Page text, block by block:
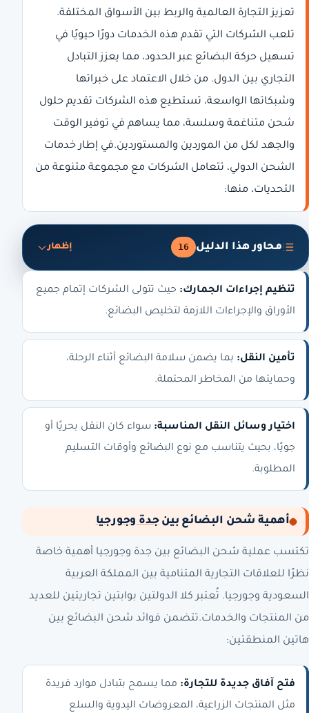
تعزيز التجارة العالمية والربط بين الأسواق المختلفة.
تلعب الشركات التي تقدم هذه الخدمات دورًا حيويًا في
تسهيل حركة البضائع عبر الحدود، مما يعزز التبادل
التجاري بين الدول. من خلال الاعتماد على خبراتها
وشبكاتها الواسعة، تستطيع هذه الشركات تقديم حلول
شحن متناغمة وسلسة، مما يساهم في توفير الوقت
والجهد لكل من الموردين والمستوردين.في إطار خدمات
الشحن الدولي، تتعامل الشركات مع مجموعة متنوعة من
التحديات، منها:
محاور هذا الدليل 16 إظهار
تنظيم إجراءات الجمارك: حيث تتولى الشركات إتمام جميع
الأوراق والإجراءات اللازمة لتخليص البضائع.
تأمين النقل: بما يضمن سلامة البضائع أثناء الرحلة،
وحمايتها من المخاطر المحتملة.
اختيار وسائل النقل المناسبة: سواء كان النقل بحريًا أو
جويًا، بحيث يتناسب مع نوع البضائع وأوقات التسليم
المطلوبة.
أهمية شحن البضائع بينجدة وجورجيا
تكتسب عملية شحن البضائع بين جدة وجورجيا أهمية خاصة
نظرًا للعلاقات التجارية المتنامية بين المملكة العربية
السعودية وجورجيا. تُعتبر كلا الدولتين بوابتين تجاريتين للعديد
من المنتجات والخدمات.تتضمن فوائد شحن البضائع بين
هاتين المنطقتين:
فتح آفاق جديدة للتجارة: مما يسمح بتبادل موارد فريدة
مثل المنتجات الزراعية، المعروضات اليدوية والسلع